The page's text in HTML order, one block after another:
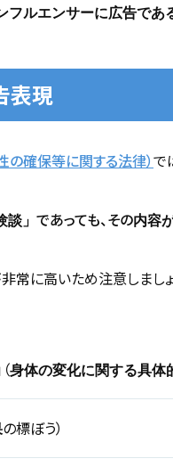
フルエンサーに広告であ
表現
確保等に関する法律）で
」 であっても、その内容
に高いため注意しましょ
身体の変化に関する具体
の標ぼう）